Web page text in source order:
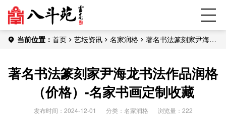
当前位置： 首页 艺坛资讯 名家润格
著名书法篆刻家尹海龙
著名书法篆刻家尹海龙书法作品润格
（价格）-名家书画定制收藏
发布时间：2024-12-01 分类： 名家润格 浏览量：222